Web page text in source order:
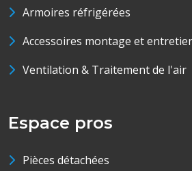
Armoires réfrigérées
Accessoires montage et
Ventilation & Traitement de l'air
Espace pros
Pièces détachées